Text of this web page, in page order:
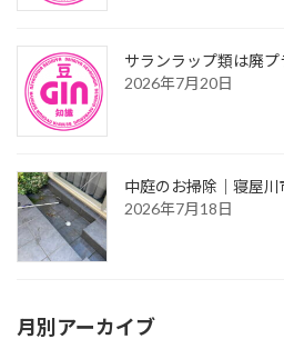
サランラップ類は廃
2026年7月20日
中庭のお掃除｜寝屋川
2026年7月18日
月別アーカイブ